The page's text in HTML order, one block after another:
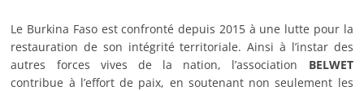
Le Burkina Faso est confronté depuis 2015 à une lutte pour la
restauration de son intégrité territoriale. Ainsi à l’instar des
autres forces vives de la nation, l’association BELWET
contribue à l’effort de paix, en soutenant non seulement les